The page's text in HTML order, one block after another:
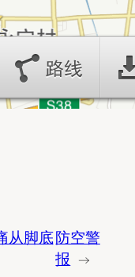
从脚底防空警
报 →